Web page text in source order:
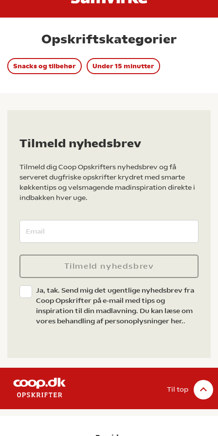
Opskriftskategorier
Snacks og tilbehør Under 15 minutter
Tilmeld nyhedsbrev
Tilmeld dig Coop Opskrifters nyhedsbrev og få
serveret dugfriske opskrifter krydret med smarte
køkkentips og velsmagende madinspiration direkte i
indbakken hver uge.
Tilmeld nyhedsbrev
Ja, tak. Send mig det ugentlige nyhedsbrev fra
Coop Opskrifter på e-mail med tips og
inspiration til din madlavning. Du kan læse om
vores behandling af personoplysninger her..
Til top